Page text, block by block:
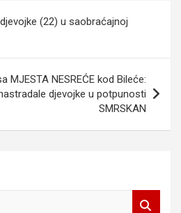
(22) u saobraćajnoj
NESREĆE kod Bileće:
djevojke u potpunosti
SMRSKAN